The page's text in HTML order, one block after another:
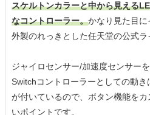
スケルトンカラーと中から見える
なコントローラー。かなり見た目
外製のれっきとした任天堂の公式ラ
ジャイロセンサー/加速度センサー
Switchコントローラーとしての動
が付いているので、ボタン機能を
いポイントです。